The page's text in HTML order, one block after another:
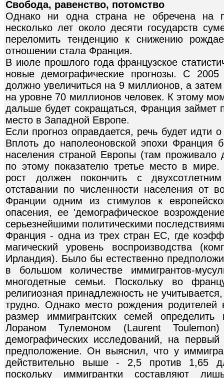
Свобода, равенство, потомство
Однако ни одна страна не обречена на
несколько лет около десяти государств
переломить тенденцию к снижению
отношении стала Франция.
В июле прошлого года французское
новые демографические прогнозы. С
должно увеличиться на 9 миллионов, а затем
на уровне 70 миллионов человек. К этому
дальше будет сокращаться, Франция займет
место в Западной Европе.
Если прогноз оправдается, речь будет идти
Вплоть до наполеоновской эпохи Франция
населения страной Европы (там
по этому показателю третье место в
рост должен покончить с
отставании по численности населения от
Франции одним из стимулов к
опасения, ее 'демографическое
серьезнейшими политическими
Франция - одна из трех стран ЕС, где
магический уровень воспроизводства
Ирландия). Было бы естественно
в большом количестве иммигрантов-
многодетные семьи. Поскольку во
религиозная принадлежность не
трудно. Однако место рождения родителей
размер иммигрантских семей
Лораном Тулемоном (Laurent Toulemon)
демографических исследований, на первый
предположение. Он выяснил, что у
действительно выше - 2,5 против 1,65
поскольку иммигрантки составляют